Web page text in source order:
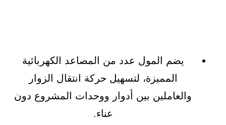
يضم المول عدد من المصاعد الكهربائية
المميزة، لتسهيل حركة انتقال الزوار
والعاملين بين أدوار ووحدات المشروع دون
عناء.